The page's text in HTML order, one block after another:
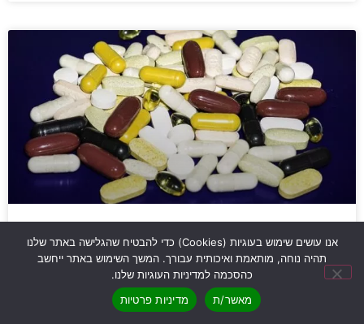
כיצד מומלץ לשלב תוספי תזונה מומלצים
לתפריט היומי?לקריאה »
אנו עושים שימוש בעוגיות (Cookies) כדי להבטיח שהגלישה באתר שלנו
תהיה נוחה, מותאמת ואיכותית עבורך. המשך השימוש באתר ייחשב
כהסכמה למדיניות העוגיות שלנו.
מאשר/ת
מדיניות פרטיות